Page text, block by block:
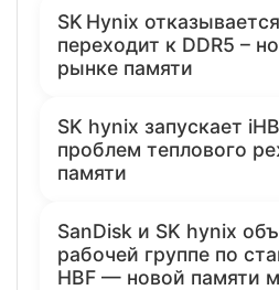
SK Hynix
переходит к DDR5 –
рынке памяти
SK hynix запускает
проблем теплового
памяти
SanDisk и SK hynix
рабочей группе по
HBF — новой памяти